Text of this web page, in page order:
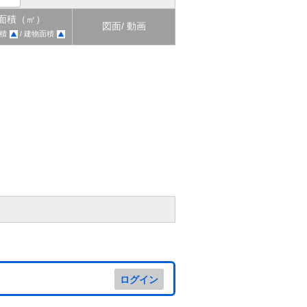
積（㎡）
/ 建物面積
図面/ 動画
ログイン